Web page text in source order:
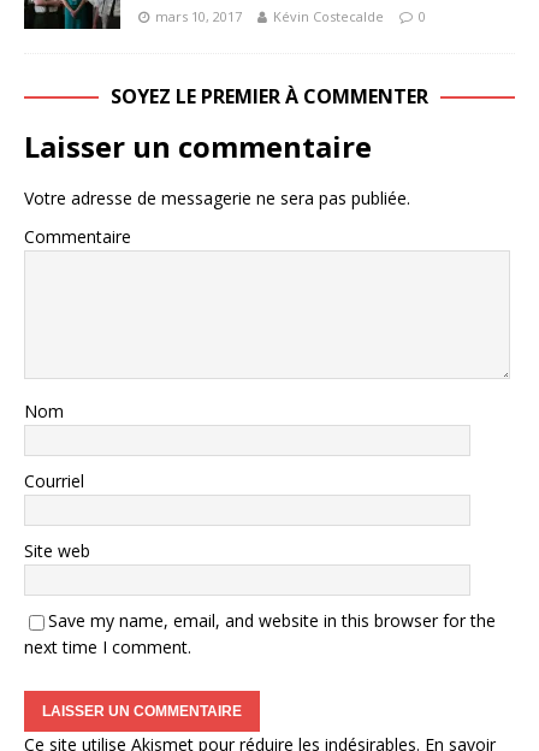
mars 10, 2017 Kévin Costecalde 0
SOYEZ LE PREMIER À COMMENTER
Laisser un commentaire
Votre adresse de messagerie ne sera pas publiée.
Commentaire
Nom
Courriel
Site web
Save my name, email, and website in this browser for the
next time I comment.
Ce site utilise Akismet pour réduire les indésirables. En savoir